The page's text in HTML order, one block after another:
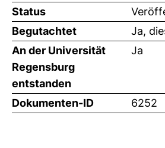
Status
Begutachtet
Ja,
An der Universität
Regensburg
entstanden
Ja
Dokumenten-ID 6252